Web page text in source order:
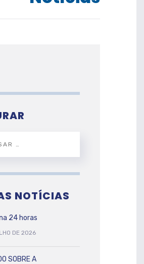
NOTÍCIAS
24 horas
DE 2026
SOBRE A